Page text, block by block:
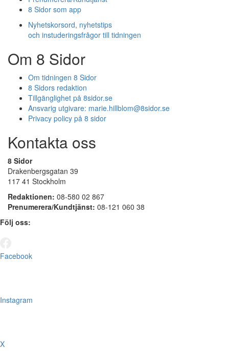
8 Sidor som app
Nyhetskorsord, nyhetstips
och instuderingsfrågor till tidningen
Om 8 Sidor
Om tidningen 8 Sidor
8 Sidors redaktion
Tillgänglighet på 8sidor.se
Ansvarig utgivare: marie.hillblom@8sidor.se
Privacy policy på 8 sidor
Kontakta oss
8 Sidor
Drakenbergsgatan 39
117 41 Stockholm
Redaktionen: 08-580 02 867
Prenumerera/Kundtjänst: 08-121 060 38
Följ oss:
Facebook
Instagram
X